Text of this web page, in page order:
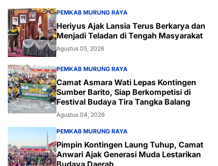
PEMKAB MURUNG RAYA
Heriyus Ajak Lansia Terus Berkarya dan
Menjadi Teladan di Tengah Masyarakat
Agustus 05, 2026
PEMKAB MURUNG RAYA
Camat Asmara Wati Lepas Kontingen
Sumber Barito, Siap Berkompetisi di
Festival Budaya Tira Tangka Balang
Agustus 04, 2026
PEMKAB MURUNG RAYA
Pimpin Kontingen Laung Tuhup, Camat
Anwari Ajak Generasi Muda Lestarikan
Budaya Daerah